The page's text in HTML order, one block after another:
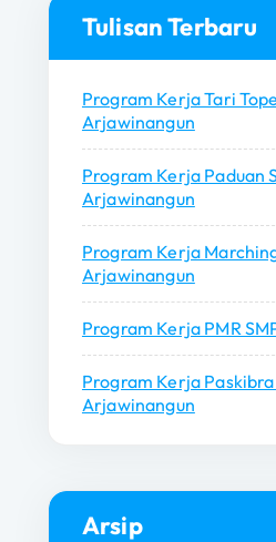
n
k
Tulisan Terbaru
Program Kerja Tari
Arjawinangun
Program Kerja Paduan
Arjawinangun
Program Kerja
Arjawinangun
Program Kerja PMR
Program Kerja Paskibra
Arjawinangun
Arsip